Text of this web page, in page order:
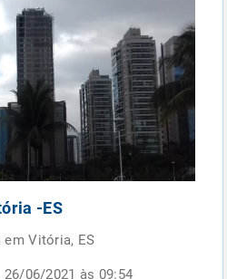
-ES
em Vitória, ES
06/2021 às 09:54